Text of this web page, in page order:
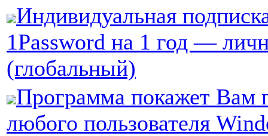
Индивидуальная
1Password на 1 год —
(глобальный)
Программа покажет Вам
любого пользователя